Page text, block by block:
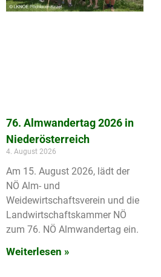
76. Almwandertag 2026 in
Niederösterreich
4. August 2026
Am 15. August 2026, lädt der
NÖ Alm- und
Weidewirtschaftsverein und die
Landwirtschaftskammer NÖ
zum 76. NÖ Almwandertag ein.
Weiterlesen »